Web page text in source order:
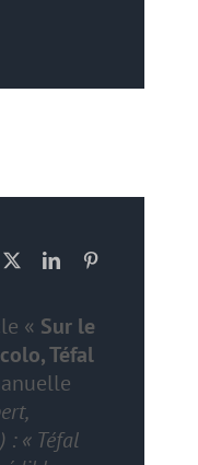
« Sur le
Téfal
: « Téfal